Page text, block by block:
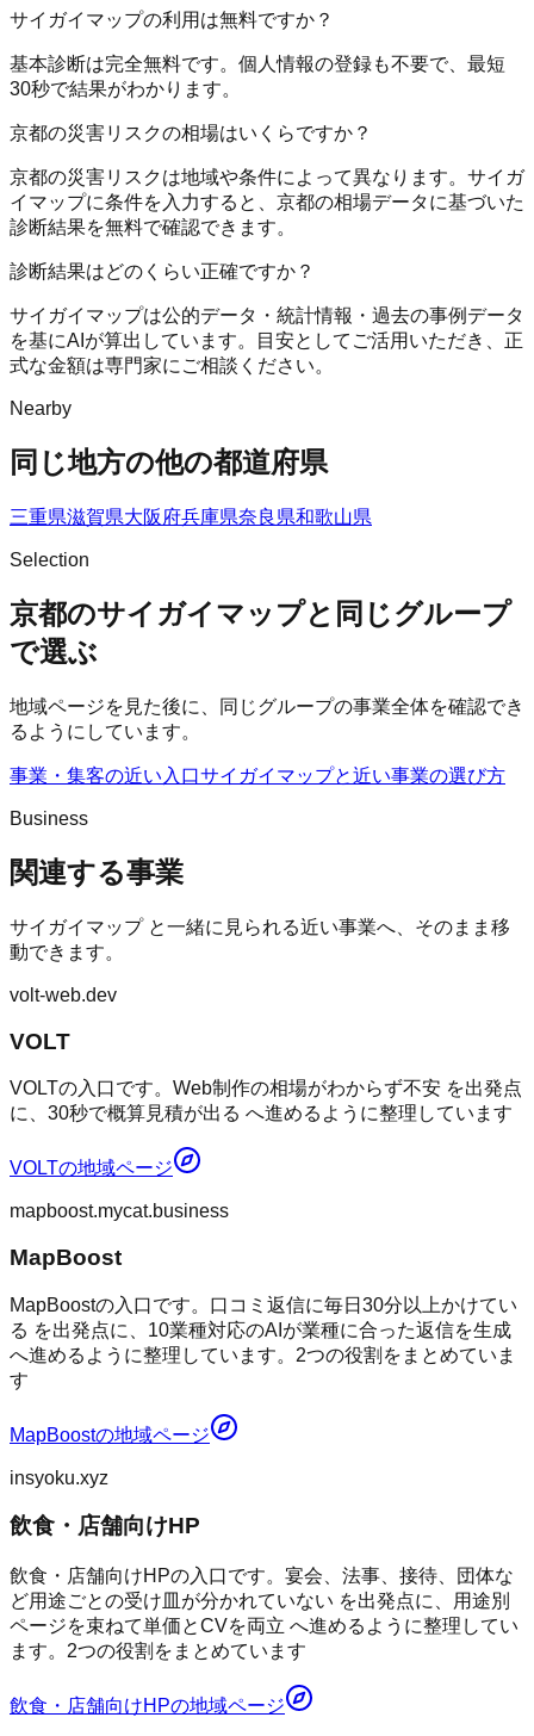
サイガイマップの利用は無料ですか？
基本診断は完全無料です。個人情報の登録も不要で、最短
30秒で結果がわかります。
京都の災害リスクの相場はいくらですか？
京都の災害リスクは地域や条件によって異なります。サイガ
イマップに条件を入力すると、京都の相場データに基づいた
診断結果を無料で確認できます。
診断結果はどのくらい正確ですか？
サイガイマップは公的データ・統計情報・過去の事例データ
を基にAIが算出しています。目安としてご活用いただき、正
式な金額は専門家にご相談ください。
Nearby
同じ地方の他の都道府県
三重県滋賀県大阪府兵庫県奈良県和歌山県
Selection
京都のサイガイマップと同じグループ
で選ぶ
地域ページを見た後に、同じグループの事業全体を確認でき
るようにしています。
事業・集客の近い入口サイガイマップと近い事業の選び方
Business
関連する事業
サイガイマップと一緒に見られる近い事業へ、そのまま移
動できます。
volt-web.dev
VOLT
VOLTの入口です。Web制作の相場がわからず不安 を出発点
に、30秒で概算見積が出る へ進めるように整理しています
VOLTの地域ページ
mapboost.mycat.business
MapBoost
MapBoostの入口です。口コミ返信に毎日30分以上かけてい
る を出発点に、10業種対応のAIが業種に合った返信を生成
へ進めるように整理しています。2つの役割をまとめていま
す
MapBoostの地域ページ
insyoku.xyz
飲食・店舗向けHP
飲食・店舗向けHPの入口です。宴会、法事、接待、団体な
ど用途ごとの受け皿が分かれていない を出発点に、用途別
ページを束ねて単価とCVを両立 へ進めるように整理してい
ます。2つの役割をまとめています
飲食・店舗向けHPの地域ページ